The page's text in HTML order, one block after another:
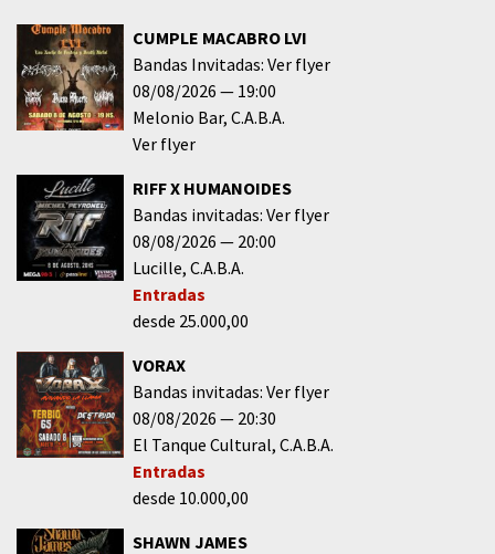
CUMPLE MACABRO LVI
Bandas Invitadas: Ver flyer
08/08/2026
19:00
Melonio Bar C.A.B.A.
Ver flyer
RIFF X HUMANOIDES
Bandas invitadas: Ver flyer
08/08/2026
20:00
Lucille C.A.B.A.
Entradas
desde 25.000,00
VORAX
Bandas invitadas: Ver flyer
08/08/2026
20:30
El Tanque Cultural C.A.B.A.
Entradas
desde 10.000,00
SHAWN JAMES